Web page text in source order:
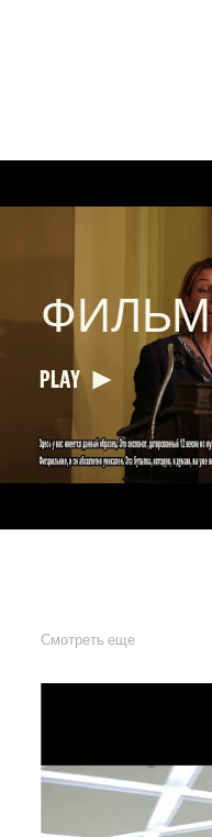
ФИЛЬМ
PLAY
Смотреть еще